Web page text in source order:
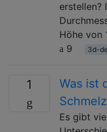
erstellen?
Höhe von
9
3d-
1
Was ist
Es gibt